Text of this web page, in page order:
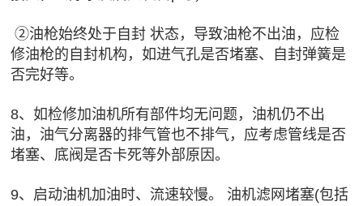
②油枪始终处于自封 状态，导致油枪不出油，应检
修油枪的自封机构，如进气孔是否堵塞、自封弹簧是
否完好等。
8、如检修加油机所有部件均无问题，油机仍不出
油，油气分离器的排气管也不排气，应考虑管线是否
堵塞、底阀是否卡死等外部原因。
9、启动油机加油时、流速较慢。 油机滤网堵塞(包括